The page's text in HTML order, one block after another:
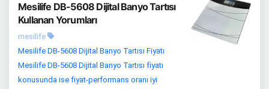
Mesilife DB-5608 Dijital Banyo Tartısı
Kullanan Yorumları
mesilife
Mesilife DB-5608 Dijital Banyo Tartısı Fiyatı
Mesilife DB-5608 Dijital Banyo Tartısı fiyatı
konusunda ise fiyat-performans oranı iyi